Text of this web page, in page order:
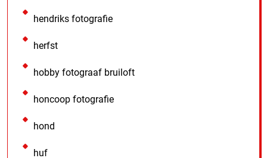
hendriks fotografie
herfst
hobby fotograaf bruiloft
honcoop fotografie
hond
huf